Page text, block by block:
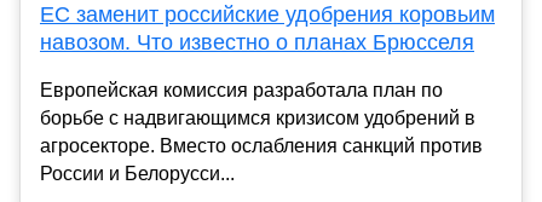
ЕС заменит российские удобрения коровьим
навозом. Что известно о планах Брюсселя
Европейская комиссия разработала план по
борьбе с надвигающимся кризисом удобрений в
агросекторе. Вместо ослабления санкций против
России и Белорусси...